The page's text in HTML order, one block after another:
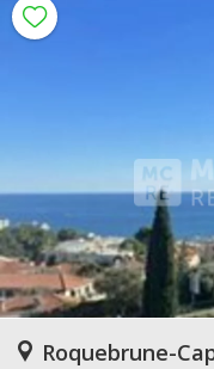
Roquebrune-